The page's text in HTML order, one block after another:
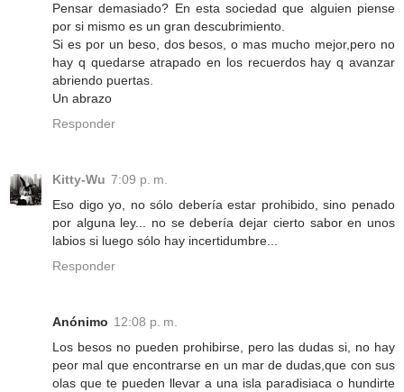
Pensar demasiado? En esta sociedad que alguien piense
por si mismo es un gran descubrimiento.
Si es por un beso, dos besos, o mas mucho mejor,pero no
hay q quedarse atrapado en los recuerdos hay q avanzar
abriendo puertas.
Un abrazo
Responder
Kitty-Wu 7:09 p. m.
Eso digo yo, no sólo debería estar prohibido, sino penado
por alguna ley... no se debería dejar cierto sabor en unos
labios si luego sólo hay incertidumbre...
Responder
Anónimo 12:08 p. m.
Los besos no pueden prohibirse, pero las dudas si, no hay
peor mal que encontrarse en un mar de dudas,que con sus
olas que te pueden llevar a una isla paradisiaca o hundirte